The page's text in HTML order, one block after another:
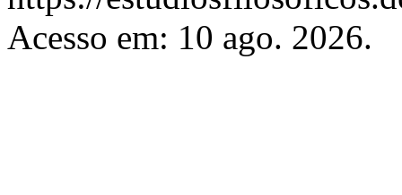
Acesso em: 10 ago. 2026.